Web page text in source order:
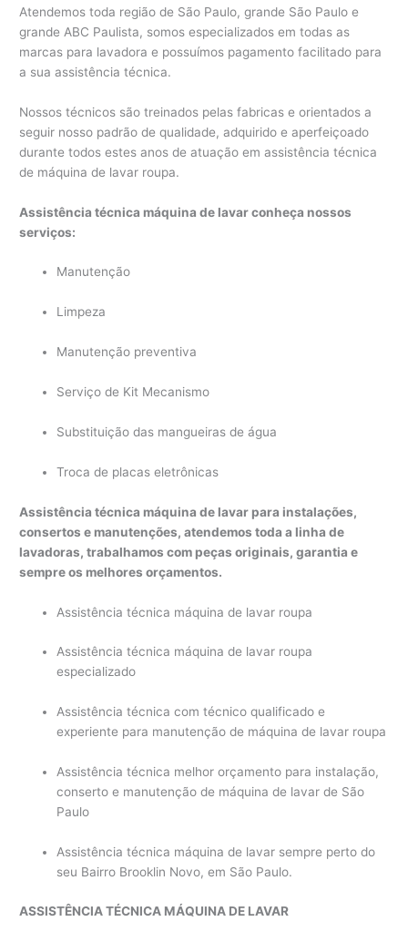
Atendemos toda região de São Paulo, grande São Paulo e
grande ABC Paulista, somos especializados em todas as
marcas para lavadora e possuímos pagamento facilitado para
a sua assistência técnica.
Nossos técnicos são treinados pelas fabricas e orientados a
seguir nosso padrão de qualidade, adquirido e aperfeiçoado
durante todos estes anos de atuação em assistência técnica
de máquina de lavar roupa.
Assistência técnica máquina de lavar conheça nossos
serviços:
Manutenção
Limpeza
Manutenção preventiva
Serviço de Kit Mecanismo
Substituição das mangueiras de água
Troca de placas eletrônicas
Assistência técnica máquina de lavar para instalações,
consertos e manutenções, atendemos toda a linha de
lavadoras, trabalhamos com peças originais, garantia e
sempre os melhores orçamentos.
Assistência técnica máquina de lavar roupa
Assistência técnica máquina de lavar roupa
especializado
Assistência técnica com técnico qualificado e
experiente para manutenção de máquina de lavar roupa
Assistência técnica melhor orçamento para instalação,
conserto e manutenção de máquina de lavar de São
Paulo
Assistência técnica máquina de lavar sempre perto do
seu Bairro Brooklin Novo, em São Paulo.
ASSISTÊNCIA TÉCNICA MÁQUINA DE LAVAR